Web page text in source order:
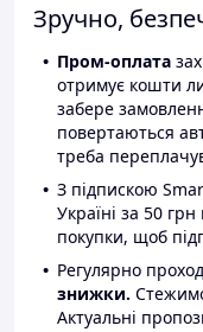
Зручно,
Пром-оплата
отримує кошти
забере
повертаються
треба
З підпискою
Україні за 50
покупки, щоб
Регулярно
знижки.
Актуальні